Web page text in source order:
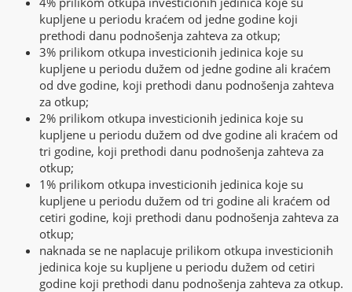
kupljene u periodu kraćem od jedne godine koji
prethodi danu podnošenja zahteva za otkup;
3% prilikom otkupa investicionih jedinica koje su
kupljene u periodu dužem od jedne godine ali kraćem
od dve godine, koji prethodi danu podnošenja zahteva
za otkup;
2% prilikom otkupa investicionih jedinica koje su
kupljene u periodu dužem od dve godine ali kraćem od
tri godine, koji prethodi danu podnošenja zahteva za
otkup;
1% prilikom otkupa investicionih jedinica koje su
kupljene u periodu dužem od tri godine ali kraćem od
cetiri godine, koji prethodi danu podnošenja zahteva za
otkup;
naknada se ne naplacuje prilikom otkupa investicionih
jedinica koje su kupljene u periodu dužem od cetiri
godine koji prethodi danu podnošenja zahteva za otkup.